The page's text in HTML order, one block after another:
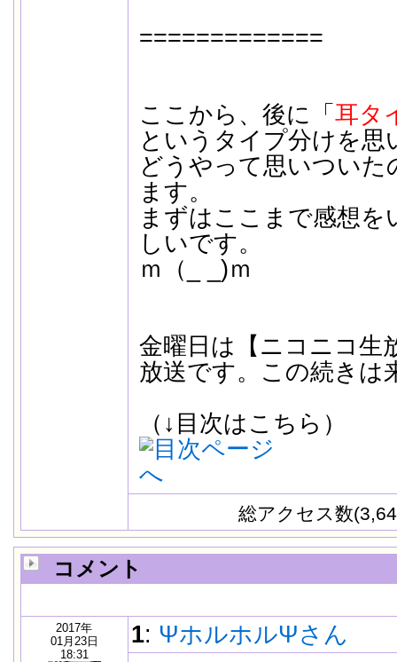
=============
ここから、後に「 耳タ
というタイプ分けを
どうやって思いついた
ます。
まずはここまで感想を
しいです。
ｍ（_ _)ｍ
金曜日は【ニコニコ生
放送です。この続きは
（↓目次はこちら）
総アクセス数
コメント
2017年
01月23日
18:31
1: ΨホルホルΨさん